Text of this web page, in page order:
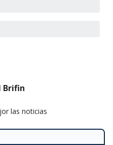
Brifin
las noticias